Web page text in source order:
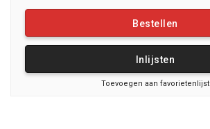
Bestellen
Inlijsten
Toevoegen aan favorietenlijst